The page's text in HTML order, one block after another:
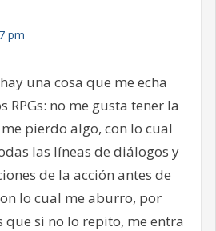
pm
una cosa que me echa
RPGs: no me gusta tener la
pierdo algo, con lo cual
las líneas de diálogos y
de la acción antes de
lo cual me aburro, por
que si no lo repito, me entra